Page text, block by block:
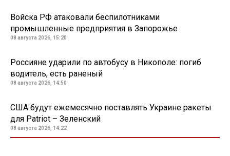
Войска РФ атаковали беспилотниками
промышленные предприятия в Запорожье
08 августа 2026, 15:20
Россияне ударили по автобусу в Никополе: погиб
водитель, есть раненый
08 августа 2026, 14:50
США будут ежемесячно поставлять Украине ракеты
для Patriot – Зеленский
08 августа 2026, 14:22